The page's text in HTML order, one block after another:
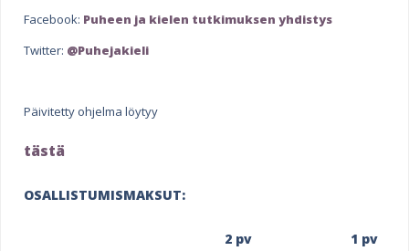
Facebook: Puheen ja kielen tutkimuksen yhdistys
Twitter: @Puhejakieli
Päivitetty ohjelma löytyy
ä
tästä
OSALLISTUMISMAKSUT:
2 pv 1 pv